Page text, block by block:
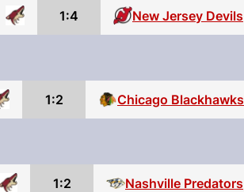
1:4 New Jersey Devils
1:2 Chicago Blackhawks
1:2 Nashville Predators